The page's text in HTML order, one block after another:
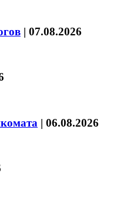
| 07.08.2026
| 06.08.2026